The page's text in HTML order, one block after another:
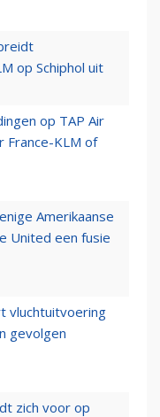
op Schiphol uit
op TAP Air
France-KLM of
Amerikaanse
United een fusie
vluchtuitvoering
gevolgen
zich voor op